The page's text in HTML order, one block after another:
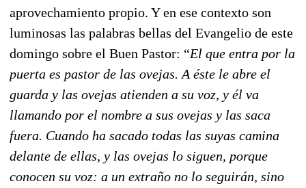
aprovechamiento propio. Y en ese contexto son
luminosas las palabras bellas del Evangelio de este
domingo sobre el Buen Pastor: “El que entra por la
puerta es pastor de las ovejas. A éste le abre el
guarda y las ovejas atienden a su voz, y él va
llamando por el nombre a sus ovejas y las saca
fuera. Cuando ha sacado todas las suyas camina
delante de ellas, y las ovejas lo siguen, porque
conocen su voz: a un extraño no lo seguirán, sino